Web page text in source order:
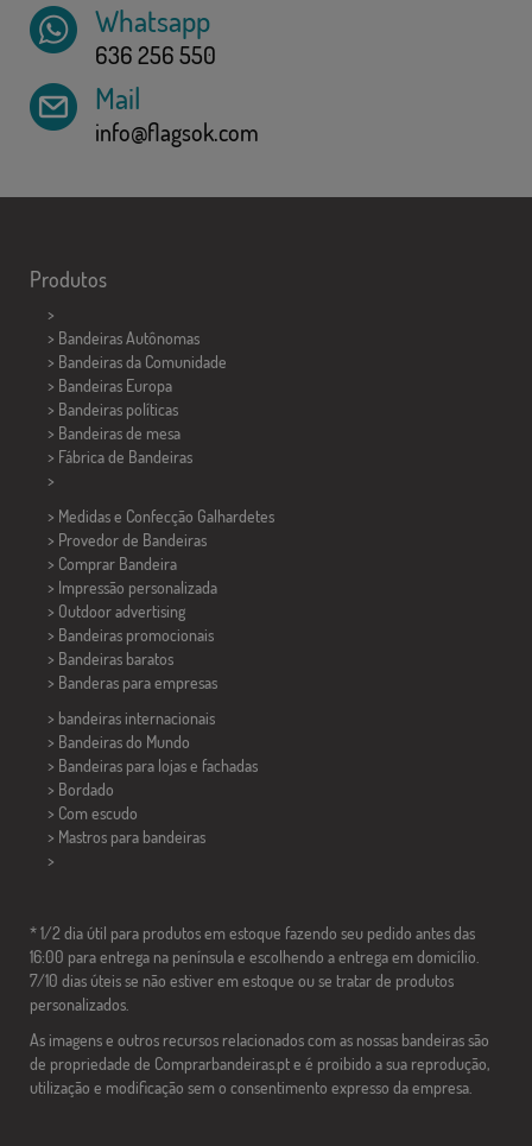
Whatsapp
636 256 550
Mail
info@flagsok.com
Produtos
>
> Bandeiras Autônomas
> Bandeiras da Comunidade
> Bandeiras Europa
> Bandeiras políticas
> Bandeiras de mesa
> Fábrica de Bandeiras
>
> Medidas e Confecção Galhardetes
> Provedor de Bandeiras
> Comprar Bandeira
> Impressão personalizada
> Outdoor advertising
> Bandeiras promocionais
> Bandeiras baratos
> Banderas para empresas
> bandeiras internacionais
> Bandeiras do Mundo
> Bandeiras para lojas e fachadas
> Bordado
> Com escudo
> Mastros para bandeiras
>
* 1/2 dia útil para produtos em estoque fazendo seu pedido antes das
16:00 para entrega na península e escolhendo a entrega em domicílio.
7/10 dias úteis se não estiver em estoque ou se tratar de produtos
personalizados.
As imagens e outros recursos relacionados com as nossas bandeiras são
de propriedade de Comprarbandeiras.pt e é proibido a sua reprodução,
utilização e modificação sem o consentimento expresso da empresa.